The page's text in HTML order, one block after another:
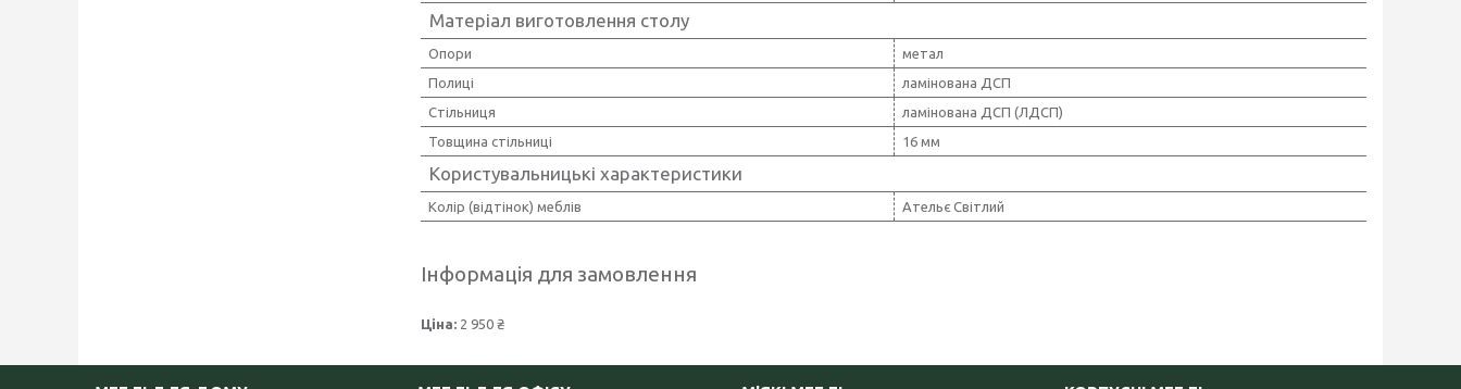
Матеріал виготовлення столу
Опори
метал
Полиці
ламінована ДСП
Стільниця
ламінована ДСП (ЛДСП)
Товщина стільниці
16 мм
Користувальницькі характеристики
Колір (відтінок) меблів Ательє Світлий
Інформація для замовлення
Ціна: 2 950 ₴